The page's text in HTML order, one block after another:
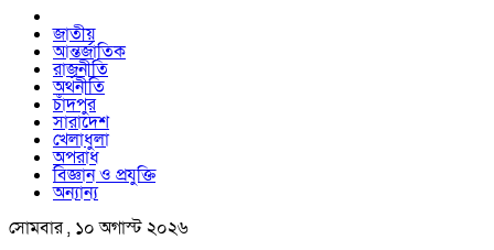
জাতীয়
আন্তর্জাতিক
রাজনীতি
অর্থনীতি
চাঁদপুর
সারাদেশ
খেলাধুলা
অপরাধ
বিজ্ঞান ও প্রযুক্তি
অন্যান্য
সোমবার , ১০ অগাস্ট ২০২৬